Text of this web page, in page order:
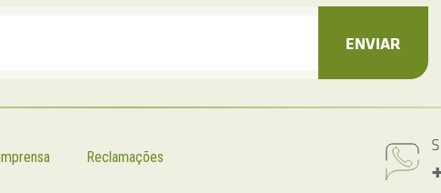
ENVIAR
Reclamações